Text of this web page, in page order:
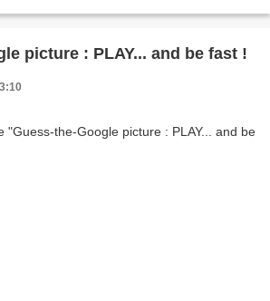
picture : PLAY... and be fast !